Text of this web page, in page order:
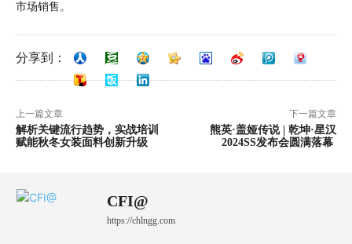
市场销售。
分享到：
上一篇文章
解析关键流行趋势，实战培训
赋能秋冬女装面料创新升级
下一篇文章
熊英·盖娅传说 | 乾坤·星汉
2024SS发布会圆满落幕
CFI@
https://chlngg.com